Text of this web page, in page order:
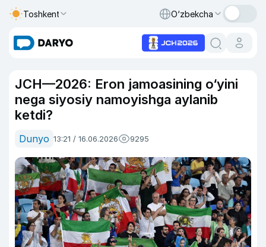
Toshkent O‘zbekcha
JCH—2026: Eron jamoasining o‘yini
nega siyosiy namoyishga aylanib
ketdi?
Dunyo 13:21 / 16.06.2026 9295